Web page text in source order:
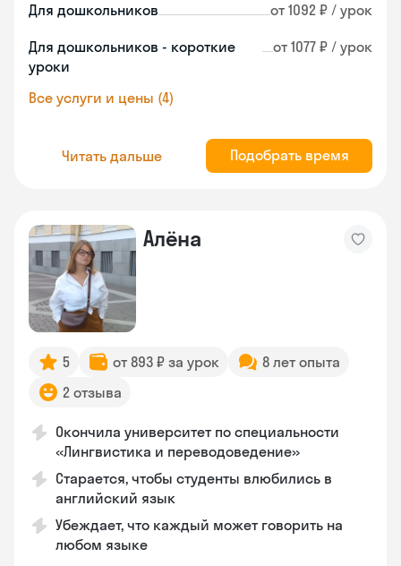
Для дошкольников от 1092 ₽ / урок
Для дошкольников - короткие
уроки
от 1077 ₽ / урок
Все услуги и цены (4)
Читать дальше Подобрать время
Алёна
5 от 893 ₽ за урок
8 лет опыта
2 отзыва
Окончила университет по специальности
«Лингвистика и переводоведение»
Старается, чтобы студенты влюбились в
английский язык
Убеждает, что каждый может говорить на
любом языке